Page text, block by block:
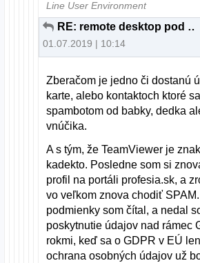
Line User Environment
RE: remote desktop pod linuxom
01.07.2019 | 10:14
Zberačom je jedno či dostanú
karte, alebo kontaktoch ktoré
spambotom od babky, dedka
vnúčika.
A s tým, že TeamViewer je
kadekto. Posledne som si
profil na portáli profesia.sk, a
vo veľkom znova chodiť
podmienky som čítal, a nedal
poskytnutie údajov nad rámec
rokmi, keď sa o GDPR v EÚ
ochrana osobných údajov už